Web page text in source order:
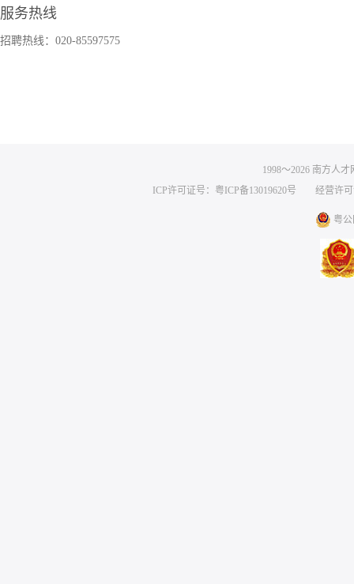
服务热线
招聘热线：020-85597575
1998～2026 南方人才
ICP许可证号：粤ICP备13019620号 经营许可
粤公